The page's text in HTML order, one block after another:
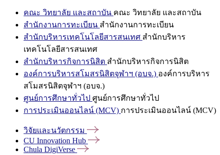
คณะ วิทยาลัย และสถาบัน คณะ วิทยาลัย และสถาบัน
สำนักงานการทะเบียน สำนักงานการทะเบียน
สำนักบริหารเทคโนโลยีสารสนเทศ สำนักบริหาร
เทคโนโลยีสารสนเทศ
สำนักบริหารกิจการนิสิต สำนักบริหารกิจการนิสิต
องค์การบริหารสโมสรนิสิตจุฬาฯ (อบจ.) องค์การบริหาร
สโมสรนิสิตจุฬาฯ (อบจ.)
ศูนย์การศึกษาทั่วไป ศูนย์การศึกษาทั่วไป
การประเมินออนไลน์ (MCV) การประเมินออนไลน์ (MCV)
วิจัยและนวัตกรรม
CU Innovation Hub
Chula DigiVerse